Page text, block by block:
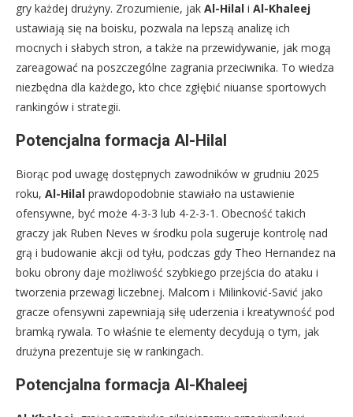
gry każdej drużyny. Zrozumienie, jak Al-Hilal i Al-Khaleej
ustawiają się na boisku, pozwala na lepszą analizę ich
mocnych i słabych stron, a także na przewidywanie, jak mogą
zareagować na poszczególne zagrania przeciwnika. To wiedza
niezbędna dla każdego, kto chce zgłębić niuanse sportowych
rankingów i strategii.
Potencjalna formacja Al-Hilal
Biorąc pod uwagę dostępnych zawodników w grudniu 2025
roku, Al-Hilal prawdopodobnie stawiało na ustawienie
ofensywne, być może 4-3-3 lub 4-2-3-1. Obecność takich
graczy jak Ruben Neves w środku pola sugeruje kontrolę nad
grą i budowanie akcji od tyłu, podczas gdy Theo Hernandez na
boku obrony daje możliwość szybkiego przejścia do ataku i
tworzenia przewagi liczebnej. Malcom i Milinković-Savić jako
gracze ofensywni zapewniają siłę uderzenia i kreatywność pod
bramką rywala. To właśnie te elementy decydują o tym, jak
drużyna prezentuje się w rankingach.
Potencjalna formacja Al-Khaleej